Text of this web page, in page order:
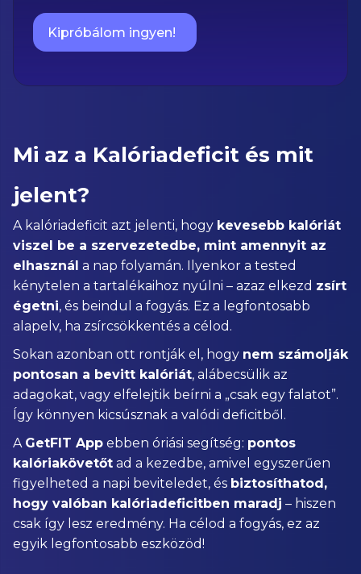
Kipróbálom ingyen!
Mi az a Kalóriadeficit és mit
jelent?
A kalóriadeficit azt jelenti, hogy kevesebb kalóriát
viszel be a szervezetedbe, mint amennyit az
elhasznál a nap folyamán. Ilyenkor a tested
kénytelen a tartalékaihoz nyúlni – azaz elkezd zsírt
égetni, és beindul a fogyás. Ez a legfontosabb
alapelv, ha zsírcsökkentés a célod.
Sokan azonban ott rontják el, hogy nem számolják
pontosan a bevitt kalóriát, alábecsülik az
adagokat, vagy elfelejtik beírni a „csak egy falatot”.
Így könnyen kicsúsznak a valódi deficitből.
A GetFIT App ebben óriási segítség: pontos
kalóriakövetőt ad a kezedbe, amivel egyszerűen
figyelheted a napi beviteledet, és biztosíthatod,
hogy valóban kalóriadeficitben maradj – hiszen
csak így lesz eredmény. Ha célod a fogyás, ez az
egyik legfontosabb eszközöd!